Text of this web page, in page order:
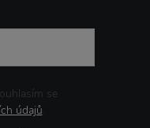
se
údajů.